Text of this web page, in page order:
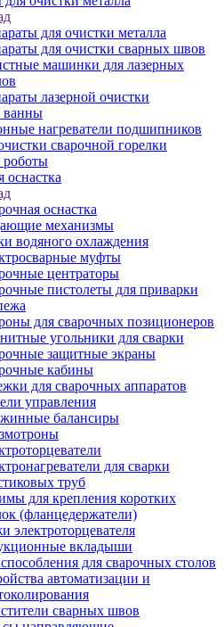
для очистки металла
для очистки сварных швов
машинки для лазерных
лазерной очистки
ванны
нагреватели подшипников
сварочной горелки
оснастка
оснастка
механизмы
водяного охлаждения
муфты
центраторы
пистолеты для приварки
для сварочных позиционеров
угольники для сварки
защитные экраны
кабины
для сварочных аппаратов
управления
балансиры
для сварки
труб
для крепления коротких
(фланцедержатели)
электроторцевателя
вкладыши
для сварочных столов
автоматизации и
сварных швов